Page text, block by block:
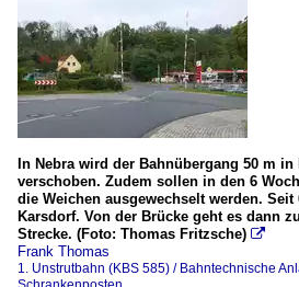
In Nebra wird der Bahnübergang 50 m
verschoben. Zudem sollen in den 6
die Weichen ausgewechselt werden. Seit
Karsdorf. Von der Brücke geht es dann
Strecke. (Foto: Thomas Fritzsche) 
Frank Thomas
1. Unstrutbahn (KBS 585) / Bahntechnische